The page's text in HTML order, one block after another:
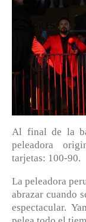
Al final de la
peleadora
tarjetas: 100-90.
La peleadora
abrazar cuando
espectacular.